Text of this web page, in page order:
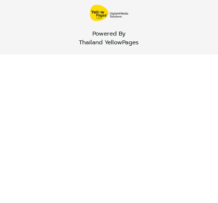
Powered By
Thailand YellowPages